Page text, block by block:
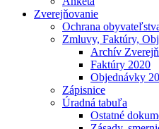
Zverejňovanie
Ochrana
Zmluvy, Faktúry,
Archív
Faktúry 2020
Objednávky
Zápisnice
Úradná tabuľa
Ostatné